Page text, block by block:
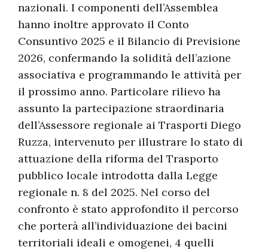
nazionali. I componenti dell’Assemblea
hanno inoltre approvato il Conto
Consuntivo 2025 e il Bilancio di Previsione
2026, confermando la solidità dell’azione
associativa e programmando le attività per
il prossimo anno. Particolare rilievo ha
assunto la partecipazione straordinaria
dell’Assessore regionale ai Trasporti Diego
Ruzza, intervenuto per illustrare lo stato di
attuazione della riforma del Trasporto
pubblico locale introdotta dalla Legge
regionale n. 8 del 2025. Nel corso del
confronto è stato approfondito il percorso
che porterà all’individuazione dei bacini
territoriali ideali e omogenei, 4 quelli